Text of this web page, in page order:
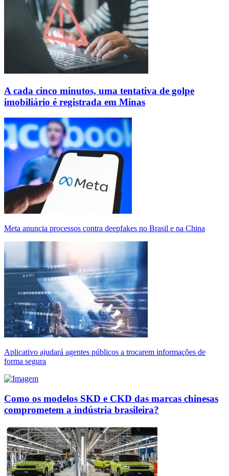
A cada cinco minutos, uma tentativa de golpe
imobiliário é registrada em Minas
Meta anuncia processos contra deepfakes no Brasil e na China
Aplicativo ajudará agentes públicos a trocarem informações de
forma segura
Como os modelos SKD e CKD das marcas chinesas
comprometem a indústria brasileira?